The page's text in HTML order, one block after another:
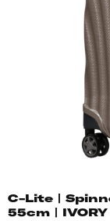
C-Lite |
55cm | IVORY